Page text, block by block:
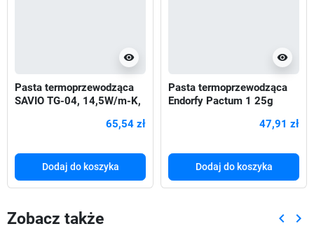
visibility
Pasta termoprzewodząca
SAVIO TG-04, 14,5W/m-K,
65,54 zł
Dodaj do koszyka
visibility
Pasta termoprzewodząca
Endorfy Pactum 1 25g
47,91 zł
Dodaj do koszyka
Zobacz także keyboard_arrow_left keyboard_arrow_right